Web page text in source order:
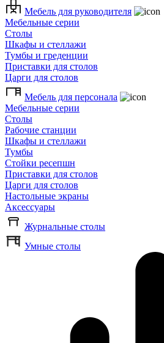
Мебель для руководителя
Мебельные серии
Столы
Шкафы и стеллажи
Тумбы и греденции
Приставки для столов
Царги для столов
Мебель для персонала
Мебельные серии
Столы
Рабочие станции
Шкафы и стеллажи
Тумбы
Стойки ресепшн
Приставки для столов
Царги для столов
Настольные экраны
Аксессуары
Журнальные столы
Умные столы